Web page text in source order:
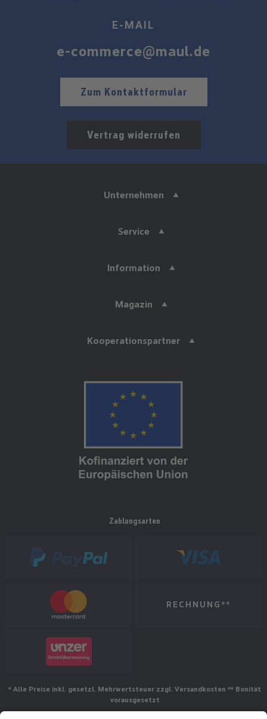
E-MAIL
e-commerce@maul.de
Zum Kontaktformular
Vertrag widerrufen
Unternehmen
Service
Information
Magazin
Kooperationspartner
Zahlungsarten
RECHNUNG**
* Alle Preise inkl. gesetzl. Mehrwertsteuer zzgl. Versandkosten ** Bonität
vorausgesetzt